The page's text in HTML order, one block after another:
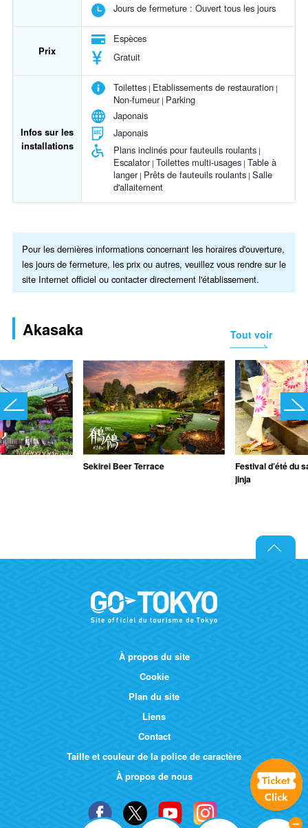
Jours de fermeture : Ouvert tous les jours
Prix
Espèces
Gratuit
Infos sur les
installations
Toilettes Etablissements de restauration
Non-fumeur Parking
Japonais
Japonais
Plans inclinés pour fauteuils roulants
Escalator Toilettes multi-usages Table à
langer Prêts de fauteuils roulants Salle
d'allaitement
Pour les dernières informations concernant les horaires d'ouverture,
les jours de fermeture, les prix ou autres, veuillez vous rendre sur le
site Internet officiel ou contacter directement l'établissement.
Akasaka Tout voir
Sekirei Beer Terrace
Festival d’été du
jinja
À propos du site
Cookie
Plan du site
Liens
Contact
Taille et couleur de la police de caractère
À propos de nous